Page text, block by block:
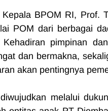
BPOM RI, Prof.
POM dari berbagai
Kehadiran pimpinan
dan bermakna,
akan pentingnya
melalui